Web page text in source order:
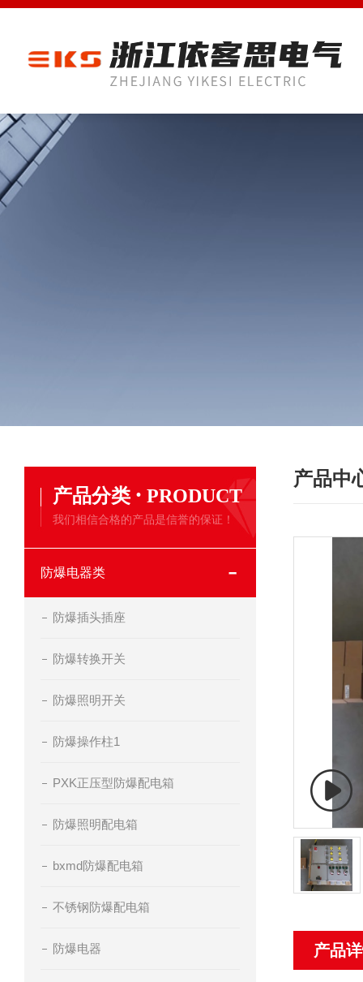
产品分类 · PRODUCT
我们相信合格的产品是信誉的保证！
防爆电器类
防爆插头插座
防爆转换开关
防爆照明开关
防爆操作柱1
PXK正压型防爆配电箱
防爆照明配电箱
bxmd防爆配电箱
不锈钢防爆配电箱
防爆电器
产品中
产品